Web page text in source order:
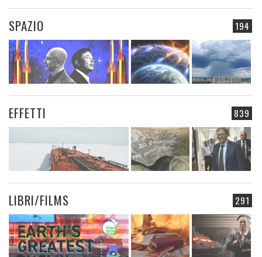
194
SPAZIO
839
EFFETTI
291
LIBRI/FILMS